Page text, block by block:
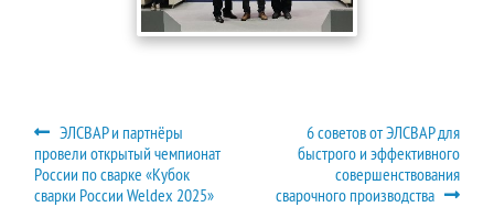
Навигация
по
записям
Предыдущий:
ЭЛСВАР и партнёры
провели открытый чемпионат
России по сварке «Кубок
сварки России Weldex 2025»
Следующий:
6 советов от ЭЛСВАР для
быстрого и эффективного
совершенствования
сварочного производства